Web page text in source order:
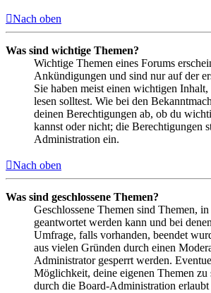
Nach oben
Was sind wichtige Themen?
Wichtige Themen eines Forums
Ankündigungen und sind nur auf der
Sie haben meist einen wichtigen
lesen solltest. Wie bei den
deinen Berechtigungen ab, ob du
kannst oder nicht; die Berechtigungen
Administration ein.
Nach oben
Was sind geschlossene Themen?
Geschlossene Themen sind Themen,
geantwortet werden kann und bei
Umfrage, falls vorhanden, beendet
aus vielen Gründen durch einen
Administrator gesperrt werden.
Möglichkeit, deine eigenen Themen zu
durch die Board-Administration